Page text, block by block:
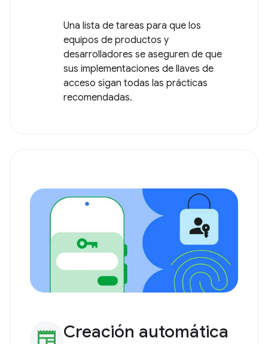
Una lista de tareas para que los
equipos de productos y
desarrolladores se aseguren de que
sus implementaciones de llaves de
acceso sigan todas las prácticas
recomendadas.
newspaper Creación automática